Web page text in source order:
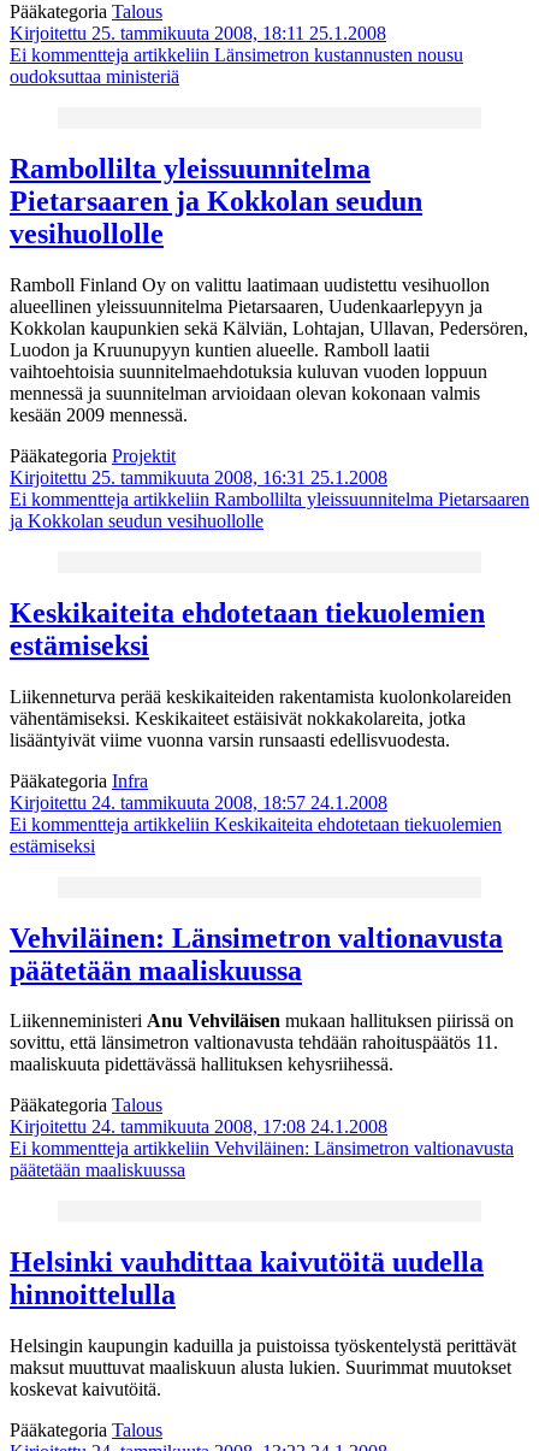
Pääkategoria Talous
Kirjoitettu 25. tammikuuta 2008, 18:11 25.1.2008
Ei kommentteja artikkeliin Länsimetron kustannusten nousu
oudoksuttaa ministeriä
Rambollilta yleissuunnitelma
Pietarsaaren ja Kokkolan seudun
vesihuollolle
Ramboll Finland Oy on valittu laatimaan uudistettu vesihuollon
alueellinen yleissuunnitelma Pietarsaaren, Uudenkaarlepyyn ja
Kokkolan kaupunkien sekä Kälviän, Lohtajan, Ullavan, Pedersören,
Luodon ja Kruunupyyn kuntien alueelle. Ramboll laatii
vaihtoehtoisia suunnitelmaehdotuksia kuluvan vuoden loppuun
mennessä ja suunnitelman arvioidaan olevan kokonaan valmis
kesään 2009 mennessä.
Pääkategoria Projektit
Kirjoitettu 25. tammikuuta 2008, 16:31 25.1.2008
Ei kommentteja artikkeliin Rambollilta yleissuunnitelma Pietarsaaren
ja Kokkolan seudun vesihuollolle
Keskikaiteita ehdotetaan tiekuolemien
estämiseksi
Liikenneturva perää keskikaiteiden rakentamista kuolonkolareiden
vähentämiseksi. Keskikaiteet estäisivät nokkakolareita, jotka
lisääntyivät viime vuonna varsin runsaasti edellisvuodesta.
Pääkategoria Infra
Kirjoitettu 24. tammikuuta 2008, 18:57 24.1.2008
Ei kommentteja artikkeliin Keskikaiteita ehdotetaan tiekuolemien
estämiseksi
Vehviläinen: Länsimetron valtionavusta
päätetään maaliskuussa
Liikenneministeri Anu Vehviläisen mukaan hallituksen piirissä on
sovittu, että länsimetron valtionavusta tehdään rahoituspäätös 11.
maaliskuuta pidettävässä hallituksen kehysriihessä.
Pääkategoria Talous
Kirjoitettu 24. tammikuuta 2008, 17:08 24.1.2008
Ei kommentteja artikkeliin Vehviläinen: Länsimetron valtionavusta
päätetään maaliskuussa
Helsinki vauhdittaa kaivutöitä uudella
hinnoittelulla
Helsingin kaupungin kaduilla ja puistoissa työskentelystä perittävät
maksut muuttuvat maaliskuun alusta lukien. Suurimmat muutokset
koskevat kaivutöitä.
Pääkategoria Talous